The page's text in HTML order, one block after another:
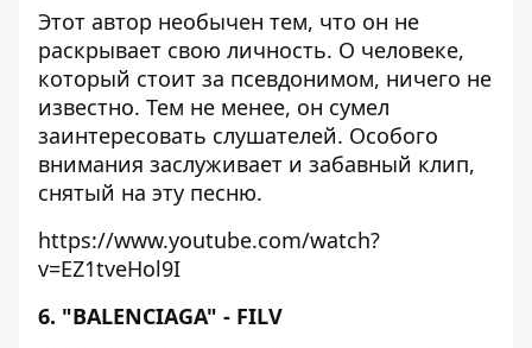
Этот автор необычен тем, что он не
раскрывает свою личность. О человеке,
который стоит за псевдонимом, ничего не
известно. Тем не менее, он сумел
заинтересовать слушателей. Особого
внимания заслуживает и забавный клип,
снятый на эту песню.
https://www.youtube.com/watch?
v=EZ1tveHol9I
6. "BALENCIAGA" - FILV